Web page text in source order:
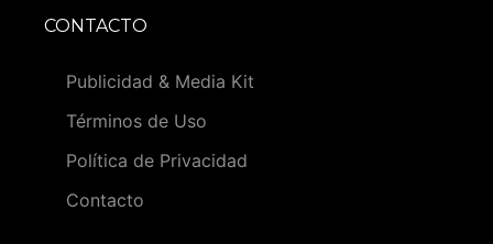
CONTACTO
Publicidad & Media Kit
Términos de Uso
Política de Privacidad
Contacto